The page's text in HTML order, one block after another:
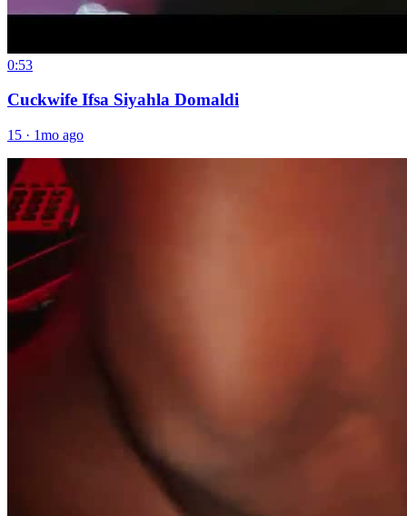
0:53
Cuckwife Ifsa Siyahla Domaldi
15 · 1mo ago